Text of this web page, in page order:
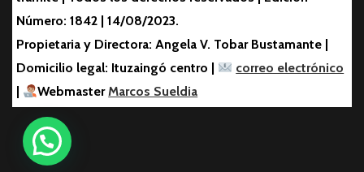
Número: 1842 | 14/08/2023.
Propietaria y Directora: Angela V. Tobar Bustamante |
Domicilio legal: Ituzaingó centro |
correo electrónico
WebmasterMarcos Sueldia